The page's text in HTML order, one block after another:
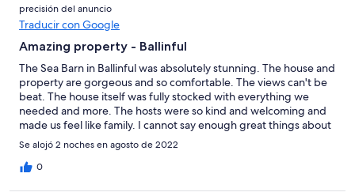
precisión del anuncio
Traducir con Google
Amazing property - Ballinful
The Sea Barn in Ballinful was absolutely stunning. The house and
property are gorgeous and so comfortable. The views can't be
beat. The house itself was fully stocked with everything we
needed and more. The hosts were so kind and welcoming and
made us feel like family. I cannot say enough great things about
this property. If you are traveling anywhere close to this location,
you MUST stay here. You won't regret it!
Se alojó 2 noches en agosto de 2022
0